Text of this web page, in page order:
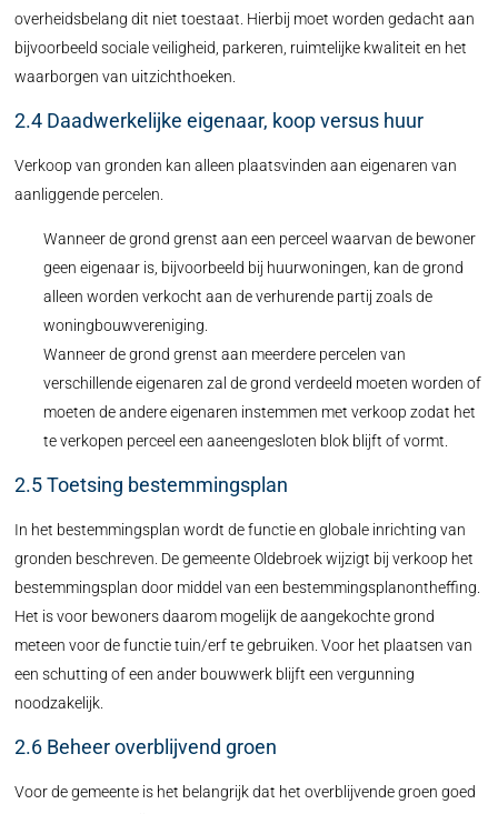
overheidsbelang dit niet toestaat. Hierbij moet worden gedacht aan
bijvoorbeeld sociale veiligheid, parkeren, ruimtelijke kwaliteit en het
waarborgen van uitzichthoeken.
2.4 Daadwerkelijke eigenaar, koop versus huur
Verkoop van gronden kan alleen plaatsvinden aan eigenaren van
aanliggende percelen.
Wanneer de grond grenst aan een perceel waarvan de bewoner
geen eigenaar is, bijvoorbeeld bij huurwoningen, kan de grond
alleen worden verkocht aan de verhurende partij zoals de
woningbouwvereniging.
Wanneer de grond grenst aan meerdere percelen van
verschillende eigenaren zal de grond verdeeld moeten worden of
moeten de andere eigenaren instemmen met verkoop zodat het
te verkopen perceel een aaneengesloten blok blijft of vormt.
2.5 Toetsing bestemmingsplan
In het bestemmingsplan wordt de functie en globale inrichting van
gronden beschreven. De gemeente Oldebroek wijzigt bij verkoop het
bestemmingsplan door middel van een bestemmingsplanontheffing.
Het is voor bewoners daarom mogelijk de aangekochte grond
meteen voor de functie tuin/erf te gebruiken. Voor het plaatsen van
een schutting of een ander bouwwerk blijft een vergunning
noodzakelijk.
2.6 Beheer overblijvend groen
Voor de gemeente is het belangrijk dat het overblijvende groen goed